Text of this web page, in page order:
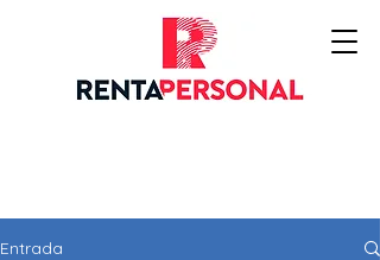
Entrada